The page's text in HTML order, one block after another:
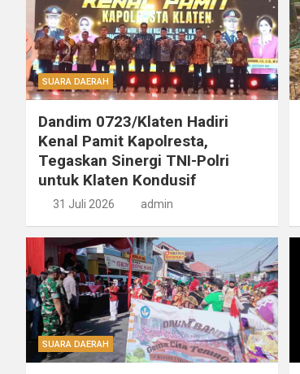
SUARA DAERAH
Dandim 0723/Klaten Hadiri
Kenal Pamit Kapolresta,
Tegaskan Sinergi TNI-Polri
untuk Klaten Kondusif
31 Juli 2026 admin
SUARA DAERAH